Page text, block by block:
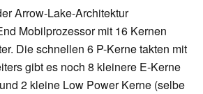
Arrow-Lake-Architektur
Mobilprozessor mit 16 Kernen
Die schnellen 6 P-Kerne takten mit
gibt es noch 8 kleinere E-Kerne
2 kleine Low Power Kerne (selbe